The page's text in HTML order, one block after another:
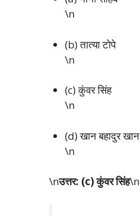
\n
(b) तात्या टोपे
\n
(c) कुंवर सिंह
\n
(d) खान बहादुर खान
\n
\nउत्तर: (c) कुंवर सिंह\n